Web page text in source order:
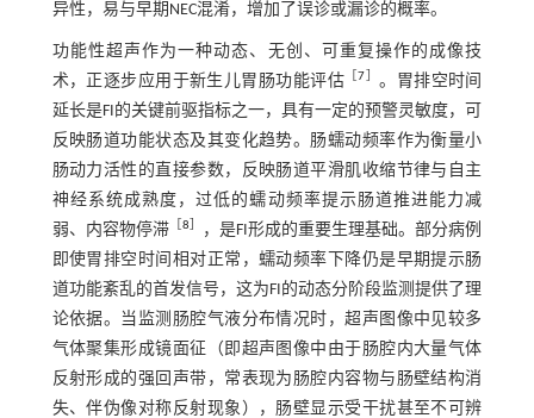
异性，易与早期NEC混淆，增加了误诊或漏诊的概率。
功能性超声作为一种动态、无创、可重复操作的成像技
术，正逐步应用于新生儿胃肠功能评估［7
。胃排空时间
延长是FI的关键前驱指标之一，具有一定的预警灵敏度，可
反映肠道功能状态及其变化趋势。肠蠕动频率作为衡量小
肠动力活性的直接参数，反映肠道平滑肌收缩节律与自主
神经系统成熟度，过低的蠕动频率提示肠道推进能力减
弱、内容物停滞［ 8
，是FI形成的重要生理基础。部分病例
即使胃排空时间相对正常，蠕动频率下降仍是早期提示肠
道功能紊乱的首发信号，这为FI的动态分阶段监测提供了理
论依据。当监测肠腔气液分布情况时，超声图像中见较多
气体聚集形成镜面征（即超声图像中由于肠腔内大量气体
反射形成的强回声带，常表现为肠腔内容物与肠壁结构消
失、伴伪像对称反射现象），肠壁显示受干扰甚至不可辨